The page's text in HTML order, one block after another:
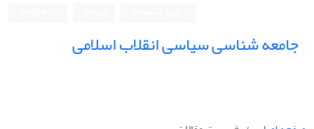
جامعه شناسی سیاسی انقلاب اسلامی